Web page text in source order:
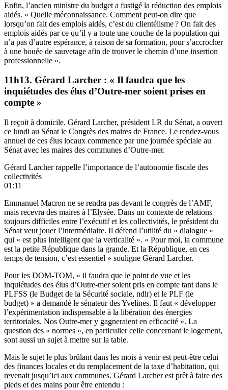
Enfin, l’ancien ministre du budget a fustigé la réduction des emplois
aidés. « Quelle méconnaissance. Comment peut-on dire que
lorsqu’on fait des emplois aidés, c’est du clientélisme ? On fait des
emplois aidés par ce qu’il y a toute une couche de la population qui
n’a pas d’autre espérance, à raison de sa formation, pour s’accrocher
à une bouée de sauvetage afin de trouver le chemin d’une insertion
professionnelle ».
11h13. Gérard Larcher : « Il faudra que les
inquiétudes des élus d’Outre-mer soient prises en
compte »
Il reçoit à domicile. Gérard Larcher, président LR du Sénat, a ouvert
ce lundi au Sénat le Congrès des maires de France. Le rendez-vous
annuel de ces élus locaux commence par une journée spéciale au
Sénat avec les maires des communes d’Outre-mer.
Gérard Larcher rappelle l’importance de l’autonomie fiscale des
collectivités
01:11
Emmanuel Macron ne se rendra pas devant le congrès de l’AMF,
mais recevra des maires à l’Elysée. Dans un contexte de relations
toujours difficiles entre l’exécutif et les collectivités, le président du
Sénat veut jouer l’intermédiaire. Il défend l’utilité du « dialogue »
qui « est plus intelligent que la verticalité ». « Pour moi, la commune
est la petite République dans la grande. Et la République, en ces
temps de tension, c’est essentiel » souligne Gérard Larcher.
Pour les DOM-TOM, « il faudra que le point de vue et les
inquiétudes des élus d’Outre-mer soient pris en compte tant dans le
PLFSS (le Budget de la Sécurité sociale, ndlr) et le PLF (le
budget) » a demandé le sénateur des Yvelines. Il faut « développer
l’expérimentation indispensable à la libération des énergies
territoriales. Nos Outre-mer y gagneraient en efficacité ». La
question des « normes », en particulier celle concernant le logement,
sont aussi un sujet à mettre sur la table.
Mais le sujet le plus brûlant dans les mois à venir est peut-être celui
des finances locales et du remplacement de la taxe d’habitation, qui
revenait jusqu’ici aux communes. Gérard Larcher est prêt à faire des
pieds et des mains pour être entendu :